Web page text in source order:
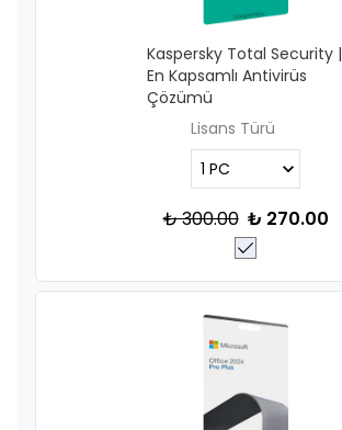
Kaspersky Total Security |
En Kapsamlı Antivirüs
Çözümü
Lisans Türü
₺ 300.00 ₺ 270.00